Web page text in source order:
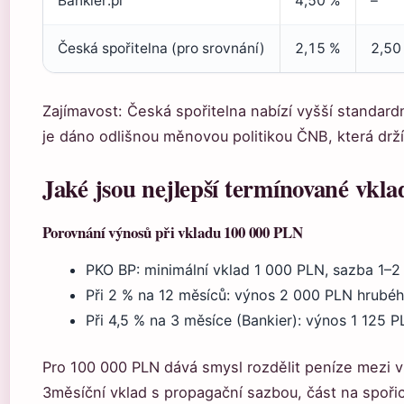
Česká spořitelna (pro srovnání) 2,15 % 2,50
Zajímavost: Česká spořitelna nabízí vyšší
je dáno odlišnou měnovou politikou ČNB, která
Jaké jsou nejlepší termínované
Porovnání výnosů při vkladu 100 000 PLN
PKO BP: minimální vklad 1 000 PLN, sazba 1–2
Při 2 % na 12 měsíců: výnos 2 000 PLN
Při 4,5 % na 3 měsíce (Bankier): výnos 1 125
Pro 100 000 PLN dává smysl rozdělit peníze mezi
3měsíční vklad s propagační sazbou, část na